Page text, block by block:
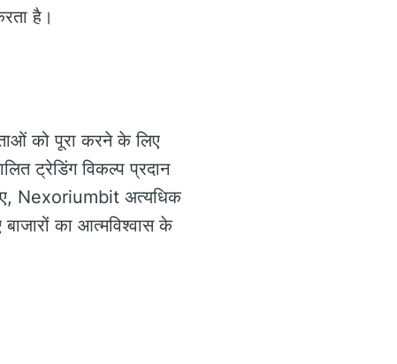
है।
को पूरा करने के लिए
ट्रेडिंग विकल्प प्रदान
Nexoriumbit अत्यधिक
का आत्मविश्वास के